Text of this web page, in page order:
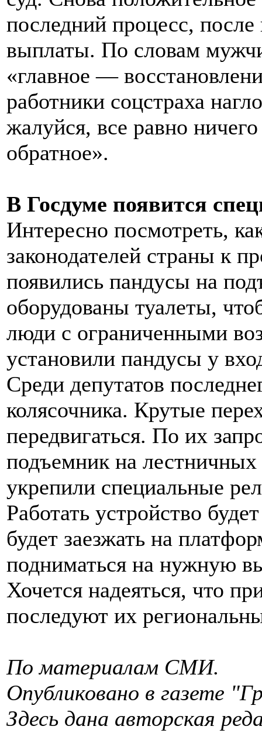
последний процесс, после
выплаты. По словам
«главное —
работники соцстраха
жалуйся, все равно
обратное».
В Госдуме появится
Интересно посмотреть,
законодателей страны к
появились пандусы на
оборудованы туалеты,
люди с ограниченными
установили пандусы у
Среди депутатов
колясочника. Крутые
передвигаться. По их
подъемник на
укрепили специальные
Работать устройство
будет заезжать на
подниматься на нужную
Хочется надеяться, что
последуют их
По материалам СМИ.
Опубликовано в газете
Здесь дана авторская